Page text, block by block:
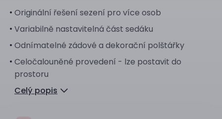
Originální řešení sezení pro více osob
Variabilně nastavitelná část sedáku
Odnímatelné zádové a dekorační polštářky
Celočalouněné provedení - lze postavit do
prostoru
Celý popis